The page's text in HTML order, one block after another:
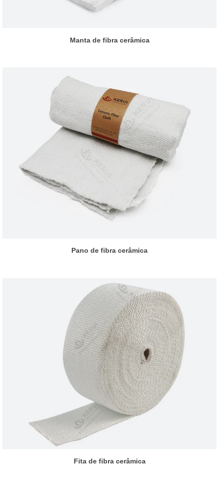
Manta de fibra cerâmica
Pano de fibra cerâmica
Fita de fibra cerâmica